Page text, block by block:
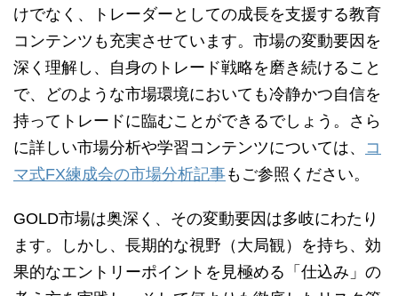
けでなく、トレーダーとしての成長を支援する教育
コンテンツも充実させています。市場の変動要因を
深く理解し、自身のトレード戦略を磨き続けること
で、どのような市場環境においても冷静かつ自信を
持ってトレードに臨むことができるでしょう。さら
に詳しい市場分析や学習コンテンツについては、 コ
マ式FX練成会の市場分析記事もご参照ください。
GOLD市場は奥深く、その変動要因は多岐にわたり
ます。しかし、長期的な視野（大局観）を持ち、効
果的なエントリーポイントを見極める「仕込み」の